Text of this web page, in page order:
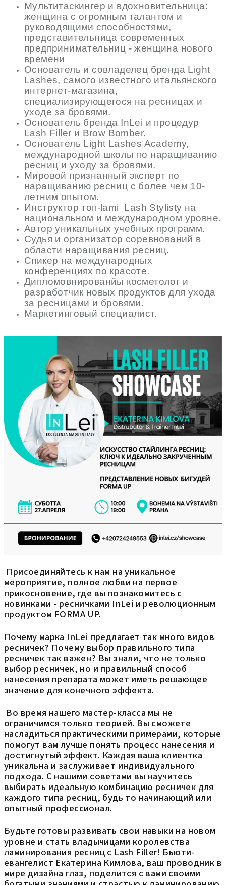
Мультитаскингер и вдохновительница:
женщина с огромным талантом и
руководящими способностями,
представительница современных
предпринимательниц - женщина нового
времени
Основатель и совладелец бренда Light
Lashes, самого известного итальянского
интернет-магазина,
специализирующегося на ресницах и
уходе за бровями.
Основатель бренда InLei и процедур
Lash Filler и Brow Bomber.
Основатель Light Lashes Academy,
международной школы по наращиванию
ресниц и уходу за бровями.
Мировой признанный эксперт по
наращиванию ресниц с более чем 10-
летним опытом.
Инструктор топ-lami Lash Stylisty на
национальном и международном уровне.
Автор уникальных учебных программ.
Судья и организатор соревнований в
области наращивания ресниц.
Спикер на международных
конференциях по красоте.
Дипломовнированйы косметолог и
разработчик новых продуктов для ухода
за ресницами и бровями.
Маркетинговый специалист.
Присоединяйтесь к нам на уникальное
мероприятие, полное любви на первое
прикосновение, где вы познакомитесь с
новинками - ресничками InLei и революционным
продуктом FORMA UP.
Почему марка InLei предлагает так много видов
ресничек? Почему выбор правильного типа
ресничек так важен? Вы знали, что не только
выбор ресничек, но и правильный способ
нанесения препарата может иметь решающее
значение для конечного эффекта.
Во время нашего мастер-класса мы не
ограничимся только теорией. Вы сможете
насладиться практическими примерами, которые
помогут вам лучше понять процесс нанесения и
достигнутый эффект. Каждая ваша клиентка
уникальна и заслуживает индивидуального
подхода. С нашими советами вы научитесь
выбирать идеальную комбинацию ресничек для
каждого типа ресниц, будь то начинающий или
опытный профессионал.
Будьте готовы развивать свои навыки на новом
уровне и стать владычицами королевства
ламинирования ресниц с Lash Filler! Бьюти-
евангелист Екатерина Кимлова, ваш проводник в
мире дизайна глаз, поделится с вами своими